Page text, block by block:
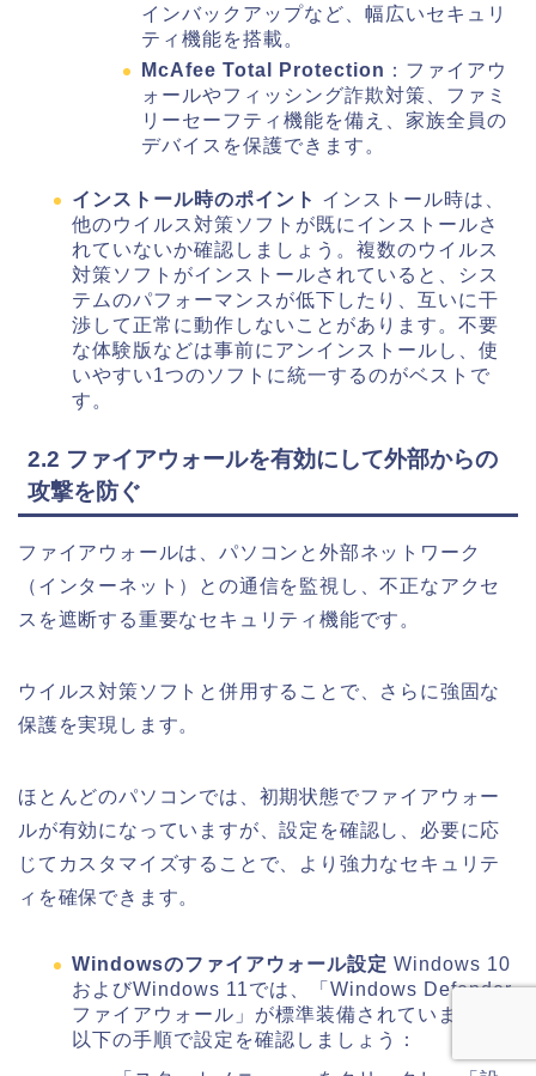
インバックアップなど、幅広いセキュリ
ティ機能を搭載。
McAfee Total Protection ：ファイアウ
ォールやフィッシング詐欺対策、ファミ
リーセーフティ機能を備え、家族全員の
デバイスを保護できます。
インストール時のポイント インストール時は、
他のウイルス対策ソフトが既にインストールさ
れていないか確認しましょう。複数のウイルス
対策ソフトがインストールされていると、シス
テムのパフォーマンスが低下したり、互いに干
渉して正常に動作しないことがあります。不要
な体験版などは事前にアンインストールし、使
いやすい1つのソフトに統一するのがベストで
す。
2.2 ファイアウォールを有効にして外部からの
攻撃を防ぐ
ファイアウォールは、パソコンと外部ネットワーク
（インターネット）との通信を監視し、不正なアクセ
スを遮断する重要なセキュリティ機能です。
ウイルス対策ソフトと併用することで、さらに強固な
保護を実現します。
ほとんどのパソコンでは、初期状態でファイアウォー
ルが有効になっていますが、設定を確認し、必要に応
じてカスタマイズすることで、より強力なセキュリテ
ィを確保できます。
Windowsのファイアウォール設定 Windows 10
およびWindows 11では、「Windows Defender
ファイアウォール」が標準装備されています。
以下の手順で設定を確認しましょう：